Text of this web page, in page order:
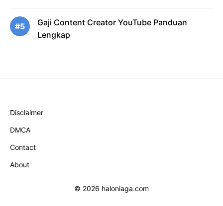
#5
Gaji Content Creator YouTube Panduan
Lengkap
Disclaimer
DMCA
Contact
About
© 2026 haloniaga.com